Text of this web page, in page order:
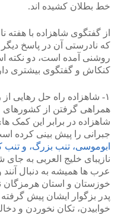
خط بطلان کشیده اند.
از گفتگوی شاهزاده با
که نادرستی آن در پاسخ
روشنی آمده است، دو نکته
کنکاش و گفتگوی بیشتری
۱- شاهزاده راه حل رهایی
همراهی گرفتن از کشورهای
شاهزاده در برابر این کمک
جبرانی را پیش بینی کرده
ابوموسی، تنب بزرگ، و
نازیبای خلیج العربی به
عرب ها همیشه به دنبال
خوزستان و استان هرمزگان
پدر بزگوار ایشان پیش
خوابیدن، تکان نخوردن و